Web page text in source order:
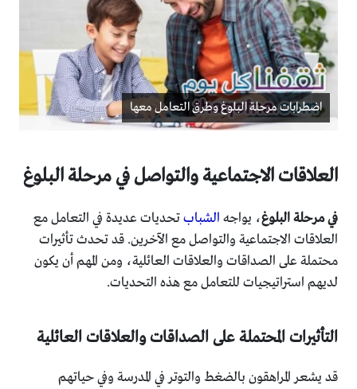
اضطرابات مرحلة البلوغ وطرق التعامل معها
العلاقات الاجتماعية والتواصل في مرحلة البلوغ
في مرحلة البلوغ، يواجه الشبابتحديات عديدة في التعامل مع
العلاقات الاجتماعية والتواصل مع الآخرين. قد تحدث تأثيرات
محتملة على الصداقات والعلاقات العائلية، ومن المهم أن يكون
لديهم استراتيجيات للتعامل مع هذه التحديات.
التأثيرات المحتملة على الصداقات والعلاقات العائلية
قد يشعر المراهقون بالضغط والتوتر في المدرسة وفي حياتهم